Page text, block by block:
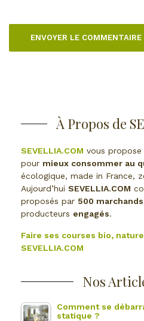
À Propos de
SEVELLIA.COM vous propose
pour mieux consommer au
écologique, made in France,
Aujourd’hui SEVELLIA.COM
proposés par 500 marchands
producteurs engagés.
Faire ses courses bio,
SEVELLIA.COM
Nos
Comment se
statique ?